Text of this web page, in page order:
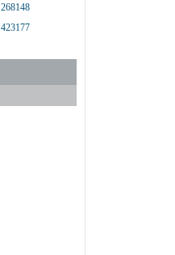
268148
423177